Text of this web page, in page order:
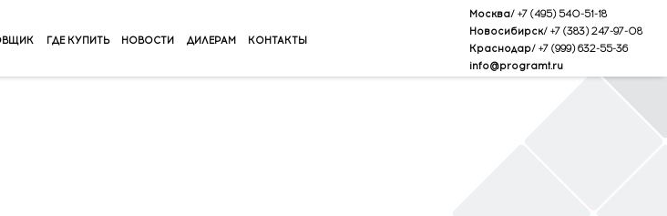
ГДЕ КУПИТЬ НОВОСТИ ДИЛЕРАМ КОНТАКТЫ
Москва/ +7 (495) 540-51-18
Новосибирск/ +7 (383) 247-97-08
Краснодар/ +7 (999) 632-55-36
info@programt.ru